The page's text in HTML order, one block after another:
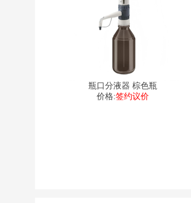
瓶口分液器 棕色瓶
价格:签约议价